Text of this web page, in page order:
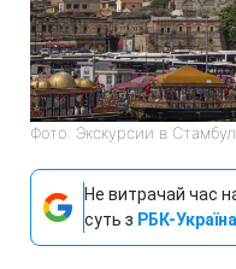
Фото: Экскурсии в
Не витрачай час
суть з РБК-